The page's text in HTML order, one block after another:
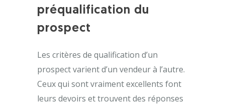
préqualification du
prospect
Les critères de qualification d’un
prospect varient d’un vendeur à l’autre.
Ceux qui sont vraiment excellents font
leurs devoirs et trouvent des réponses